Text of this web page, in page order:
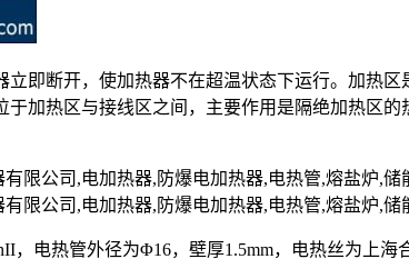
即断开，使加热器不在超温状态下运行。加热
于加热区与接线区之间，主要作用是隔绝加热区
，电热管外径为Φ16，壁厚1.5mm，电热丝为上